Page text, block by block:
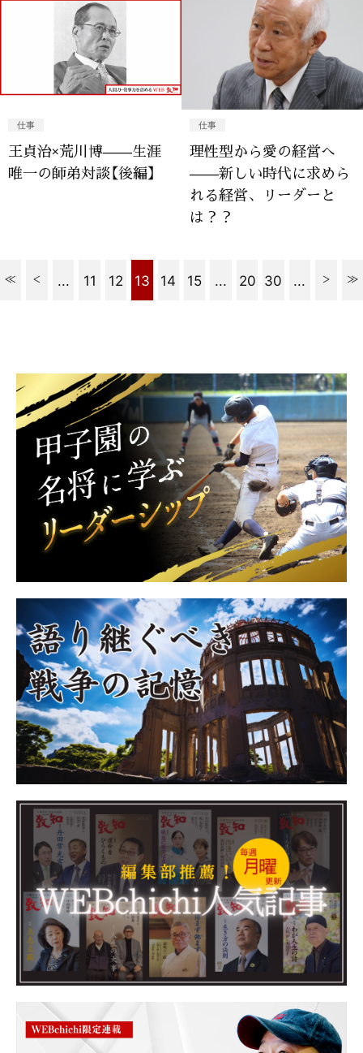
仕事
王貞治×荒川博——生涯
唯一の師弟対談【後編】
仕事
理性型から愛の経営へ
——新しい時代に求めら
れる経営、リーダーと
は？？
... 11 12 13 14 15 ... 20 30 ...